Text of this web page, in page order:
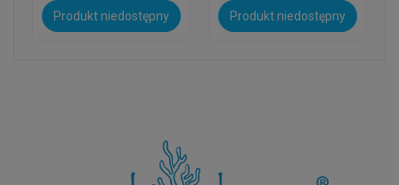
Produkt niedostępny Produkt niedostępny